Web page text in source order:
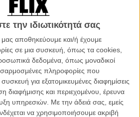
την ιδιωτικότητά σας
μας αποθηκεύουμε και/ή έχουμε
σε μια συσκευή, όπως τα cookies,
δεδομένα, όπως μοναδικοί
πληροφορίες που
για εξατομικευμένες διαφημίσεις
διαφήμισης και περιεχομένου, έρευνα
υπηρεσιών. Με την άδειά σας, εμείς
να χρησιμοποιήσουμε ακριβή
ΑΡΘΡΑ
των Σκηνοθετών
Γιώργος Κρασσακόπουλος
Πρεμιέρας, Δευτέρα 19